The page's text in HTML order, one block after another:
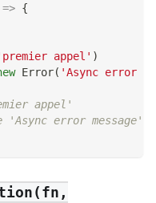
=> {
appel' )
Error( 'Async error
appel'
error message'